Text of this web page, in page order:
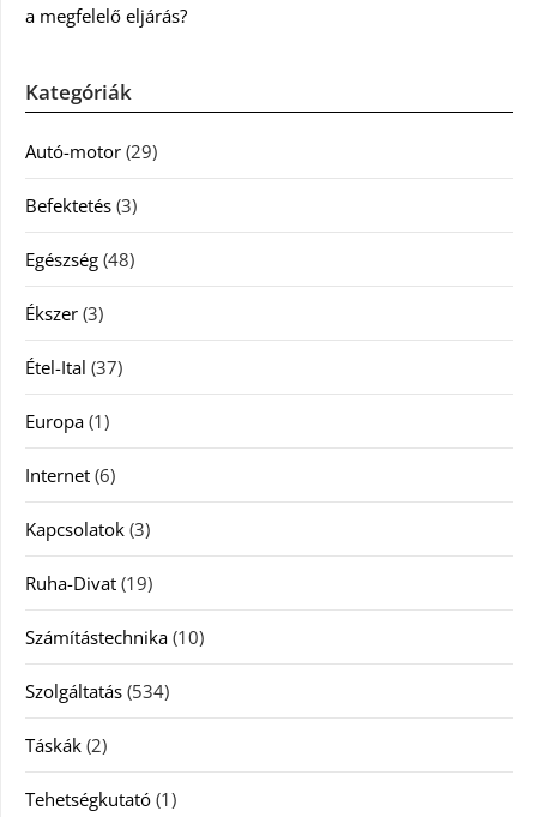
a megfelelő eljárás?
Kategóriák
Autó-motor (29)
Befektetés (3)
Egészség (48)
Ékszer (3)
Étel-Ital (37)
Europa (1)
Internet (6)
Kapcsolatok (3)
Ruha-Divat (19)
Számítástechnika (10)
Szolgáltatás (534)
Táskák (2)
Tehetségkutató (1)